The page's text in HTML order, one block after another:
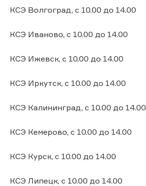
КСЭ Волгоград, с 10.00 до 14.00
КСЭ Иваново, с 10.00 до 14.00
КСЭ Ижевск, с 10.00 до 14.00
КСЭ Иркутск, с 10.00 до 14.00
КСЭ Калининград, с 10.00 до 14.00
КСЭ Кемерово, с 10.00 до 14.00
КСЭ Курск, с 10.00 до 14.00
КСЭ Липецк, с 10.00 до 14.00